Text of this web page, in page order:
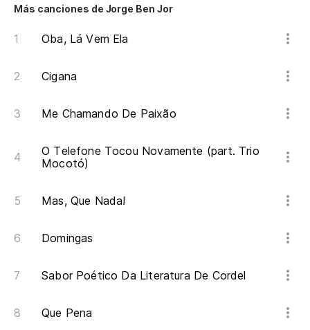
Más canciones de Jorge Ben Jor
Oba, Lá Vem Ela
Cigana
Me Chamando De Paixão
O Telefone Tocou Novamente (part. Trio
Mocotó)
Mas, Que Nada!
Domingas
Sabor Poético Da Literatura De Cordel
Que Pena